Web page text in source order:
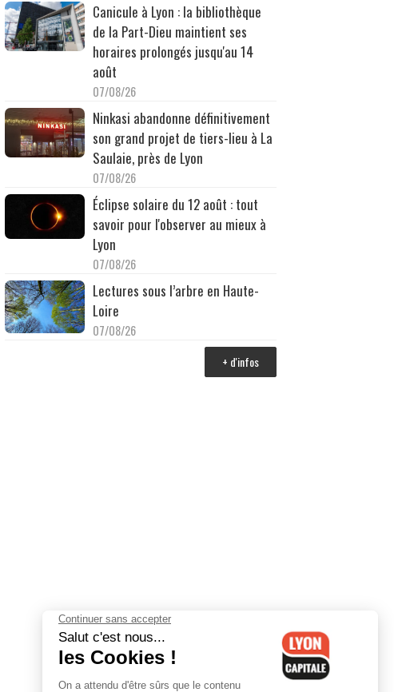
Canicule à Lyon : la bibliothèque
de la Part-Dieu maintient ses
horaires prolongés jusqu'au 14
août
07/08/26
Ninkasi abandonne définitivement
son grand projet de tiers-lieu à La
Saulaie, près de Lyon
07/08/26
Éclipse solaire du 12 août : tout
savoir pour l'observer au mieux à
Lyon
07/08/26
Lectures sous l’arbre en Haute-
Loire
07/08/26
+ d'infos